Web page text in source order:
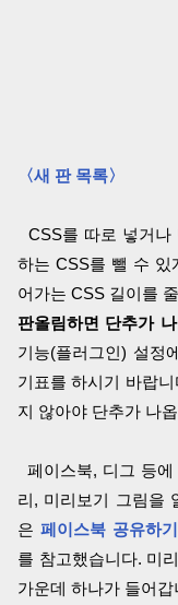
〈새 판 목록〉
CSS를 따로 넣거나
하는 CSS를 뺄 수 있
어가는 CSS 길이를
판올림하면 단추가
기능(플러그인) 설정
기표를 하시기 바랍
지 않아야 단추가 나
페이스북, 디그 등
리, 미리보기 그림을
은페이스북 공유하
를 참고했습니다. 미
가운데 하나가 들어